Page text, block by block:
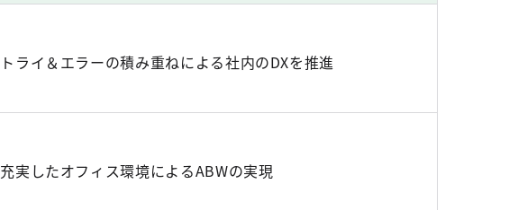
トライ＆エラーの積み重ねによる社内のDXを推進
充実したオフィス環境によるABWの実現